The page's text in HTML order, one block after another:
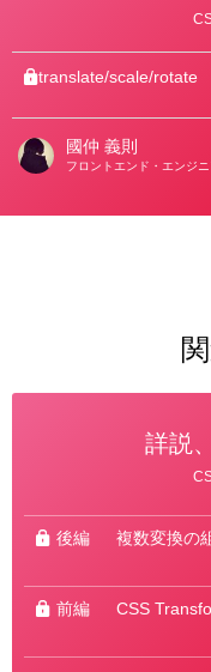
カ
ゴ
ー
translate/scale/rotate
著
國仲 義則
フロントエンド・エンジニ
詳説
リ
ー
後編 複数変換の
前編 CSS